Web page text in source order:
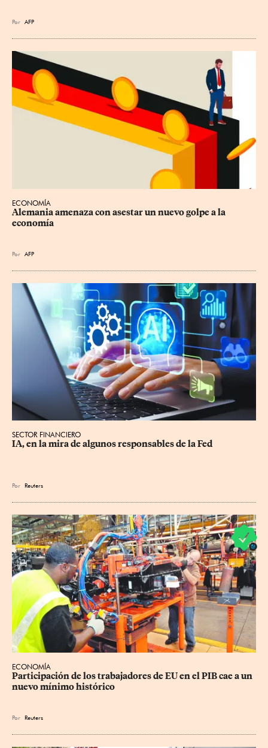
Por AFP
ECONOMÍA
Alemania amenaza con asestar un nuevo golpe a la
economía
Por AFP
SECTOR FINANCIERO
IA, en la mira de algunos responsables de la Fed
Por Reuters
ECONOMÍA
Participación de los trabajadores de EU en el PIB cae a un
nuevo mínimo histórico
Por Reuters